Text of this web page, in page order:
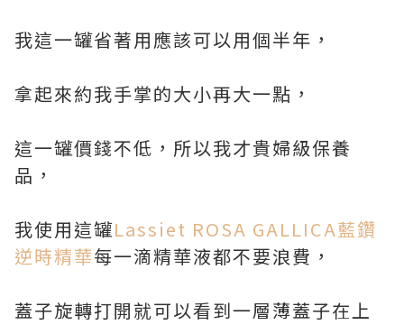
我這一罐省著用應該可以用個半年，
拿起來約我手掌的大小再大一點，
這一罐價錢不低，所以我才貴婦級保養
品，
我使用這罐Lassiet ROSA GALLICA藍鑽
逆時精華每一滴精華液都不要浪費，
蓋子旋轉打開就可以看到一層薄蓋子在上